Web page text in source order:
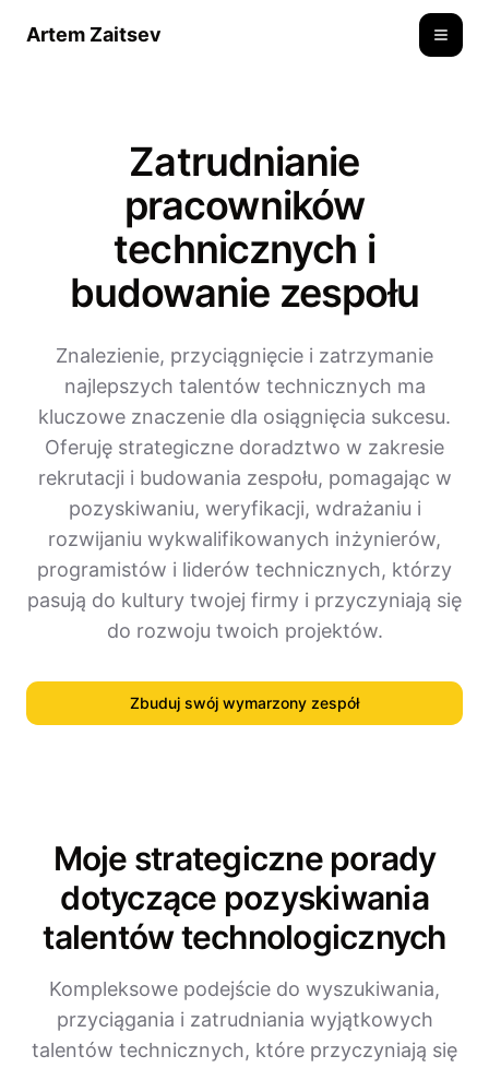
Artem Zaitsev
Zatrudnianie
pracowników
technicznych i
budowanie zespołu
Znalezienie, przyciągnięcie i zatrzymanie
najlepszych talentów technicznych ma
kluczowe znaczenie dla osiągnięcia sukcesu.
Oferuję strategiczne doradztwo w zakresie
rekrutacji i budowania zespołu, pomagając w
pozyskiwaniu, weryfikacji, wdrażaniu i
rozwijaniu wykwalifikowanych inżynierów,
programistów i liderów technicznych, którzy
pasują do kultury twojej firmy i przyczyniają się
do rozwoju twoich projektów.
Zbuduj swój wymarzony zespół
Moje strategiczne porady
dotyczące pozyskiwania
talentów technologicznych
Kompleksowe podejście do wyszukiwania,
przyciągania i zatrudniania wyjątkowych
talentów technicznych, które przyczyniają się